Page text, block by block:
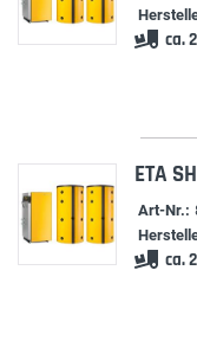
ca.
ETA
Art-Nr.:
ca.